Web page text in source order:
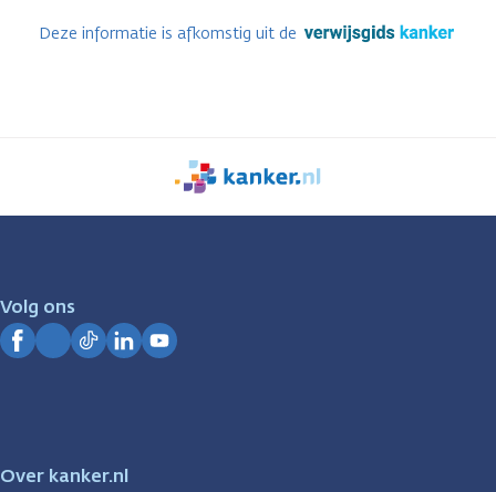
Deze informatie is afkomstig uit de
We
zijn
Volg ons
Over kanker.nl